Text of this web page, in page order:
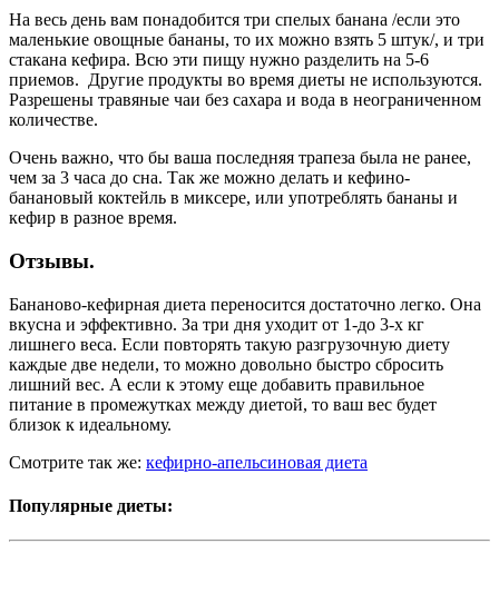
На весь день вам понадобится три спелых банана /если это
маленькие овощные бананы, то их можно взять 5 штук/, и три
стакана кефира. Всю эти пищу нужно разделить на 5-6
приемов. Другие продукты во время диеты не используются.
Разрешены травяные чаи без сахара и вода в неограниченном
количестве.
Очень важно, что бы ваша последняя трапеза была не ранее,
чем за 3 часа до сна. Так же можно делать и кефино-
банановый коктейль в миксере, или употреблять бананы и
кефир в разное время.
Отзывы.
Бананово-кефирная диета переносится достаточно легко. Она
вкусна и эффективно. За три дня уходит от 1-до 3-х кг
лишнего веса. Если повторять такую разгрузочную диету
каждые две недели, то можно довольно быстро сбросить
лишний вес. А если к этому еще добавить правильное
питание в промежутках между диетой, то ваш вес будет
близок к идеальному.
Смотрите так же: кефирно-апельсиновая диета
Популярные диеты: